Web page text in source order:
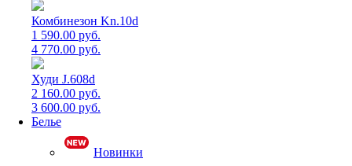
Комбинезон Kn.10d
1 590.00 руб.
4 770.00 руб.
Худи J.608d
2 160.00 руб.
3 600.00 руб.
Белье
Новинки